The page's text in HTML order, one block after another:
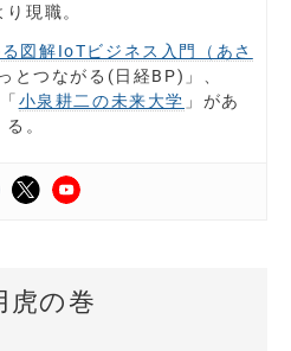
り現職。
図解IoTビジネス入門（あさ
とつながる(日経BP)」、
小泉耕二の未来大学 」があ
る。
虎の巻